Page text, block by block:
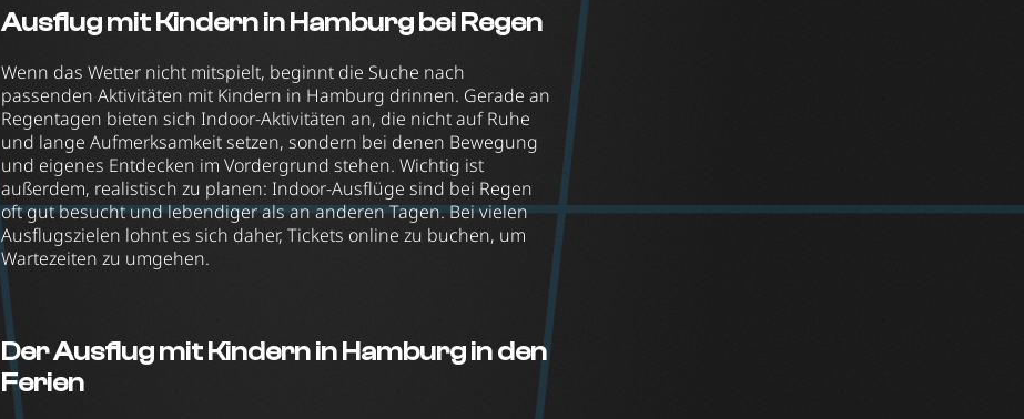
Ausflug mit Kindern in Hamburg bei Regen
Wenn das Wetter nicht mitspielt, beginnt die Suche nach
passenden Aktivitäten mit Kindern in Hamburg drinnen. Gerade an
Regentagen bieten sich Indoor-Aktivitäten an, die nicht auf Ruhe
und lange Aufmerksamkeit setzen, sondern bei denen Bewegung
und eigenes Entdecken im Vordergrund stehen. Wichtig ist
außerdem, realistisch zu planen: Indoor-Ausflüge sind bei Regen
oft gut besucht und lebendiger als an anderen Tagen. Bei vielen
Ausflugszielen lohnt es sich daher, Tickets online zu buchen, um
Wartezeiten zu umgehen.
Der Ausflug mit Kindern in Hamburg in den
Ferien